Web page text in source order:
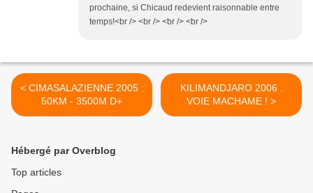
prochaine, si Chicaud redevient raisonnable entre
temps!<br /> <br /> <br /> <br />
< CIMASALAZIENNE 2005 :
50KM - 3500M D+
KILIMANDJARO 2006 :
VOIE MACHAME ! >
Hébergé par Overblog
Top articles